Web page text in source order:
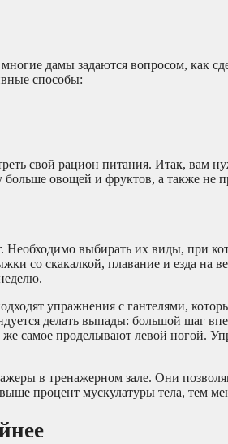
дамы задаются вопросом, как
способы:
свой рацион питания. Итак, вам
овощей и фруктов, а также не
выбирать их виды, при
со скакалкой, плавание и езда на
упражнения с гантелями,
делать выпады: большой шаг
же самое проделывают левой ногой.
в тренажерном зале. Они
процент мускулатуры тела, тем